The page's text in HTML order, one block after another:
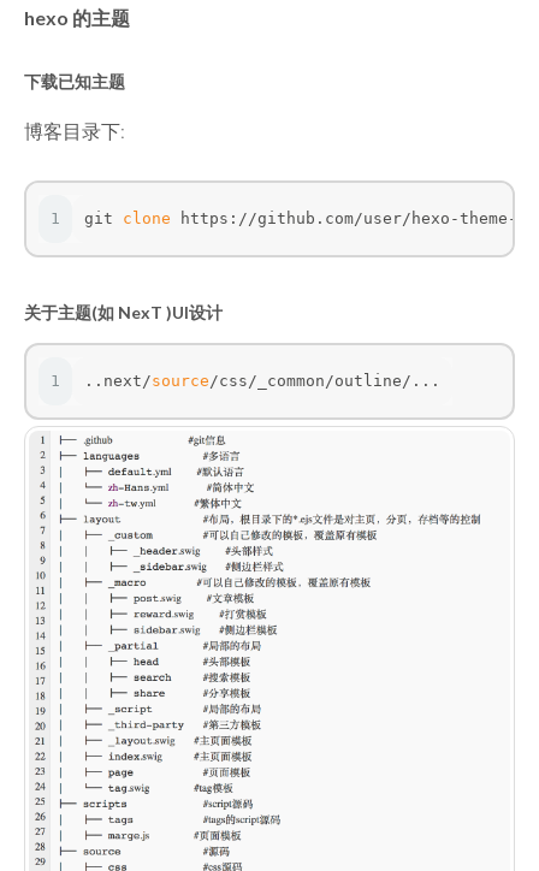
hexo 的主题
下载已知主题
博客目录下:
1 git clone https://github.com/user/hexo-theme-
关于主题(如 NexT )UI设计
1 ..next/source/css/_common/outline/...